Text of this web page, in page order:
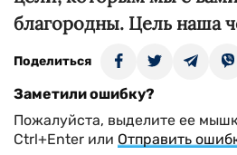
благородны. Цель наша
Поделиться
Заметили ошибку?
Пожалуйста, выделите ее
Ctrl+Enter или Отправить